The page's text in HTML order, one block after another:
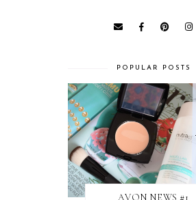
POPULAR POSTS
AVON NEWS #1